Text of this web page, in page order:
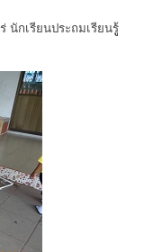
นักเรียนประถมเรียนรูู้